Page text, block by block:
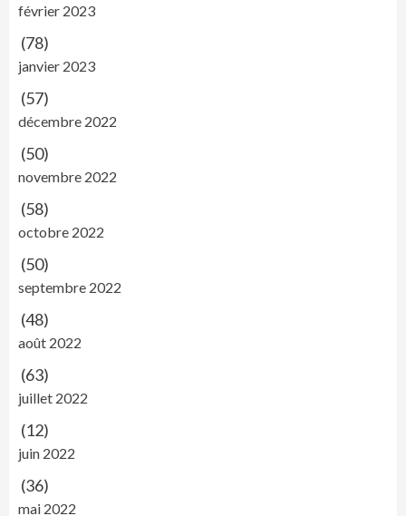
février 2023
(78)
janvier 2023
(57)
décembre 2022
(50)
novembre 2022
(58)
octobre 2022
(50)
septembre 2022
(48)
août 2022
(63)
juillet 2022
(12)
juin 2022
(36)
mai 2022